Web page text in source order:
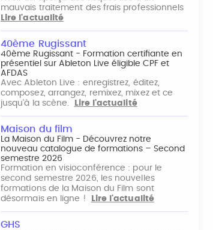
mauvais traitement des frais professionnels
Lire l'actualité
40ème Rugissant
40ème Rugissant - Formation certifiante en
présentiel sur Ableton Live éligible CPF et
AFDAS
Avec Ableton Live : enregistrez, éditez,
composez, arrangez, remixez, mixez et ce
jusqu'à la scène.
Lire l'actualité
Maison du film
La Maison du Film - Découvrez notre
nouveau catalogue de formations – Second
semestre 2026
Formation en visioconférence : pour le
second semestre 2026, les nouvelles
formations de la Maison du Film sont
désormais en ligne !
Lire l'actualité
GHS